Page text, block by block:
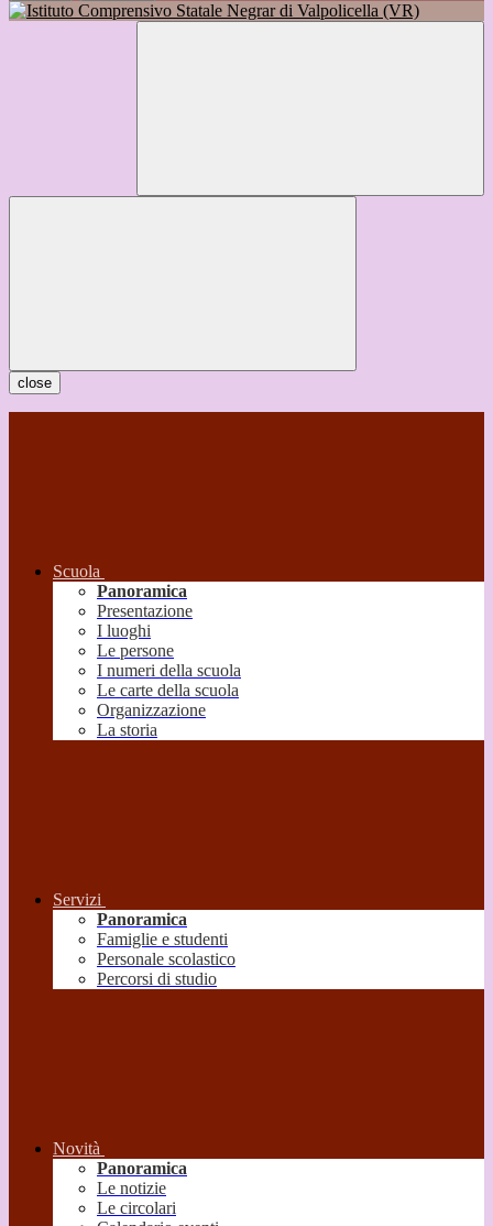
close
Scuola
Panoramica
Presentazione
I luoghi
Le persone
I numeri della scuola
Le carte della scuola
Organizzazione
La storia
Servizi
Panoramica
Famiglie e studenti
Personale scolastico
Percorsi di studio
Novità
Panoramica
Le notizie
Le circolari